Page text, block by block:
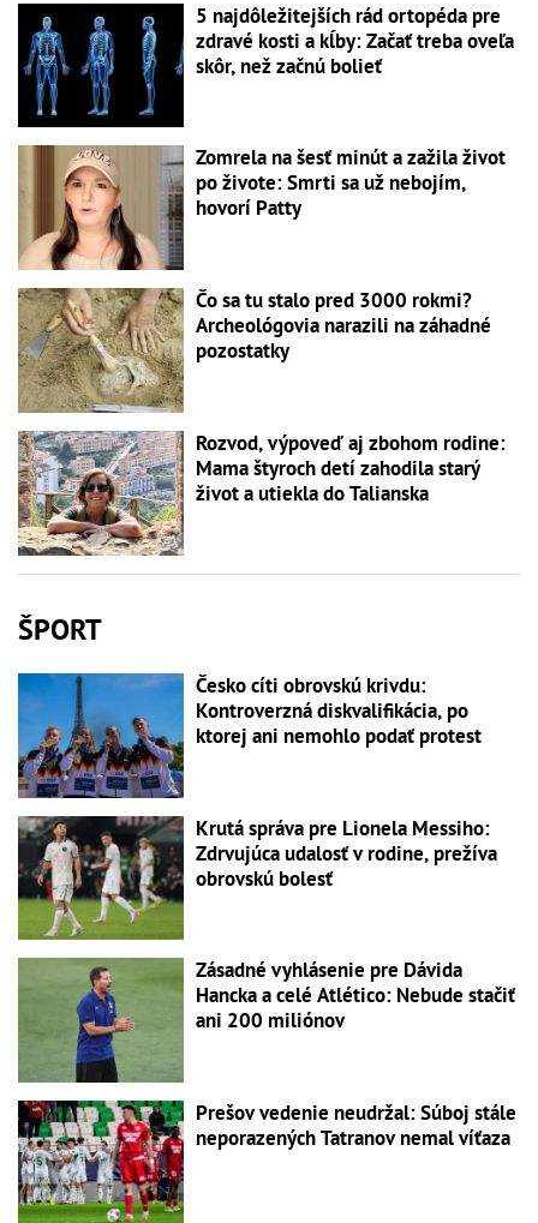
5 najdôležitejších rád ortopéda pre
zdravé kosti a kĺby: Začať treba oveľa
skôr, než začnú bolieť
Zomrela na šesť minút a zažila život
po živote: Smrti sa už nebojím,
hovorí Patty
Čo sa tu stalo pred 3000 rokmi?
Archeológovia narazili na záhadné
pozostatky
Rozvod, výpoveď aj zbohom rodine:
Mama štyroch detí zahodila starý
život a utiekla do Talianska
ŠPORT
Česko cíti obrovskú krivdu:
Kontroverzná diskvalifikácia, po
ktorej ani nemohlo podať protest
Krutá správa pre Lionela Messiho:
Zdrvujúca udalosť v rodine, prežíva
obrovskú bolesť
Zásadné vyhlásenie pre Dávida
Hancka a celé Atlético: Nebude stačiť
ani 200 miliónov
Prešov vedenie neudržal: Súboj stále
neporazených Tatranov nemal víťaza